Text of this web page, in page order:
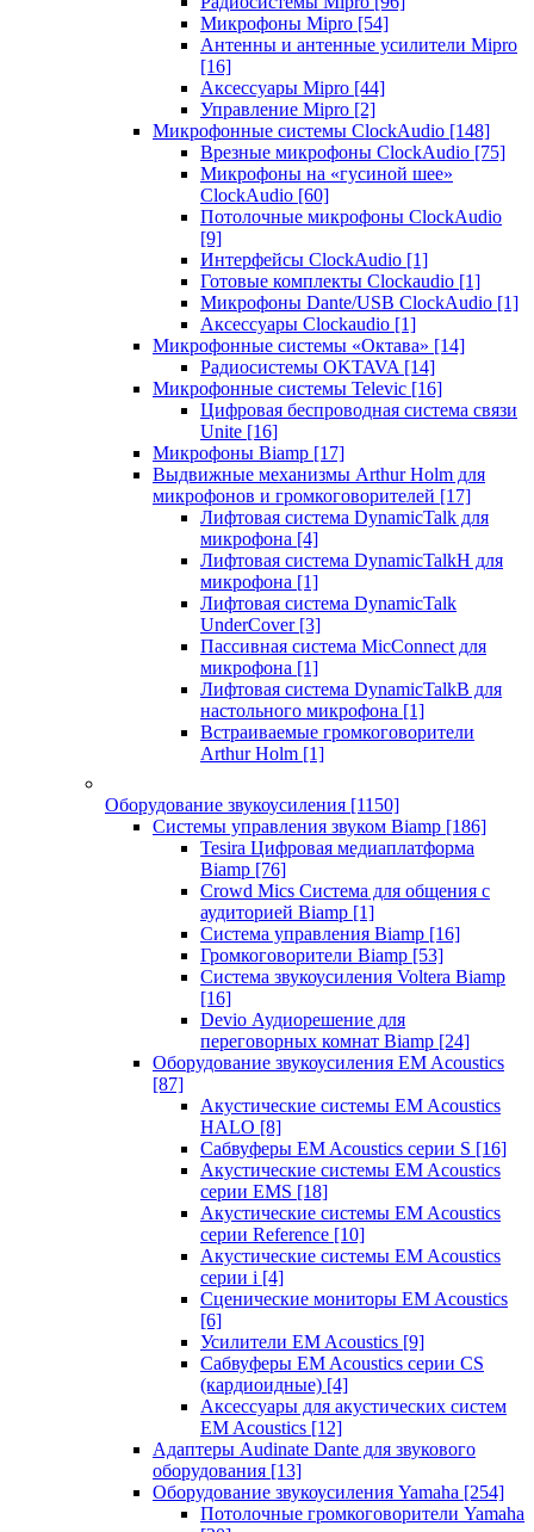
Микрофоны Mipro [54]
Антенны и антенные усилители Mipro
[16]
Аксессуары Mipro [44]
Управление Mipro [2]
Микрофонные системы ClockAudio [148]
Врезные микрофоны ClockAudio [75]
Микрофоны на «гусиной шее»
ClockAudio [60]
Потолочные микрофоны ClockAudio
[9]
Интерфейсы ClockAudio [1]
Готовые комплекты Clockaudio [1]
Микрофоны Dante/USB ClockAudio [1]
Аксессуары Clockaudio [1]
Микрофонные системы «Октава» [14]
Радиосистемы OKTAVA [14]
Микрофонные системы Televic [16]
Цифровая беспроводная система связи
Unite [16]
Микрофоны Biamp [17]
Выдвижные механизмы Arthur Holm для
микрофонов и громкоговорителей [17]
Лифтовая система DynamicTalk для
микрофона [4]
Лифтовая система DynamicTalkH для
микрофона [1]
Лифтовая система DynamicTalk
UnderCover [3]
Пассивная система MicConnect для
микрофона [1]
Лифтовая система DynamicTalkB для
настольного микрофона [1]
Встраиваемые громкоговорители
Arthur Holm [1]
Оборудование звукоусиления [1150]
Системы управления звуком Biamp [186]
Tesira Цифровая медиаплатформа
Biamp [76]
Crowd Mics Система для общения с
аудиторией Biamp [1]
Система управления Biamp [16]
Громкоговорители Biamp [53]
Система звукоусиления Voltera Biamp
[16]
Devio Аудиорешение для
переговорных комнат Biamp [24]
Оборудование звукоусиления EM Acoustics
[87]
Акустические системы EM Acoustics
HALO [8]
Сабвуферы EM Acoustics серии S [16]
Акустические системы EM Acoustics
серии EMS [18]
Акустические системы EM Acoustics
серии Reference [10]
Акустические системы EM Acoustics
серии i [4]
Сценические мониторы EM Acoustics
[6]
Усилители EM Acoustics [9]
Сабвуферы EM Acoustics серии CS
(кардиоидные) [4]
Аксессуары для акустических систем
EM Acoustics [12]
Адаптеры Audinate Dante для звукового
оборудования [13]
Оборудование звукоусиления Yamaha [254]
Потолочные громкоговорители Yamaha